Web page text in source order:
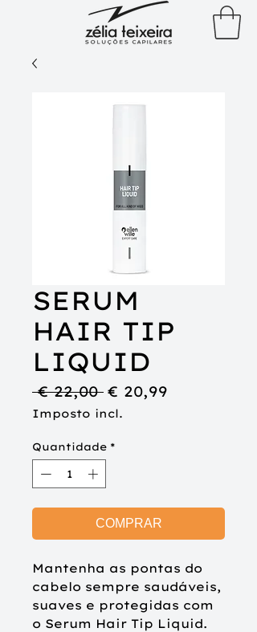
SERUM
HAIR TIP
LIQUID
€ 22,00 Preço
normal
€ 20,99
Imposto incl.
Quantidade *
COMPRAR
Mantenha as pontas do
cabelo sempre saudáveis,
suaves e protegidas com
o Serum Hair Tip Liquid.